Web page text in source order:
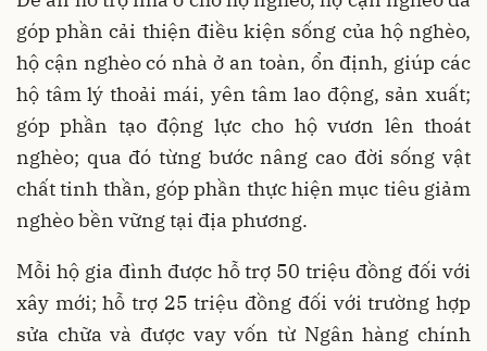
góp phần cải thiện điều kiện sống của hộ nghèo,
hộ cận nghèo có nhà ở an toàn, ổn định, giúp các
hộ tâm lý thoải mái, yên tâm lao động, sản xuất;
góp phần tạo động lực cho hộ vươn lên thoát
nghèo; qua đó từng bước nâng cao đời sống vật
chất tinh thần, góp phần thực hiện mục tiêu giảm
nghèo bền vững tại địa phương.
Mỗi hộ gia đình được hỗ trợ 50 triệu đồng đối với
xây mới; hỗ trợ 25 triệu đồng đối với trường hợp
sửa chữa và được vay vốn từ Ngân hàng chính